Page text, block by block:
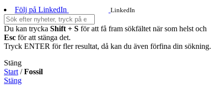
Följ på LinkedIn LinkedIn
Du kan trycka Shift + S för att få fram sökfältet när som helst och
Esc för att stänga det.
Tryck ENTER för fler resultat, då kan du även förfina din sökning.
Stäng
Start /Fossil
Stäng